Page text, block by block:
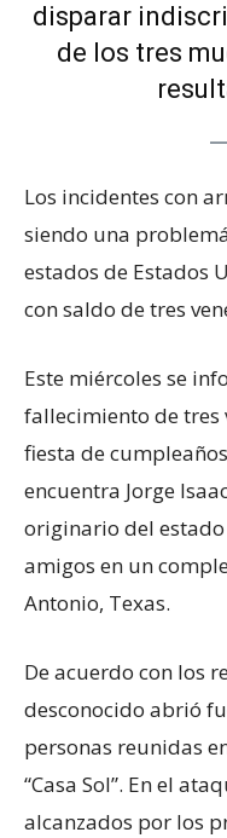
disparar
de los tres
Los incidentes con
siendo una
estados de Estados
con saldo de tres
Este miércoles se
fallecimiento de tres
fiesta de
encuentra Jorge
originario del
amigos en un
Antonio, Texas.
De acuerdo con los
desconocido abrió
personas reunidas
“Casa Sol”. En el
alcanzados por los